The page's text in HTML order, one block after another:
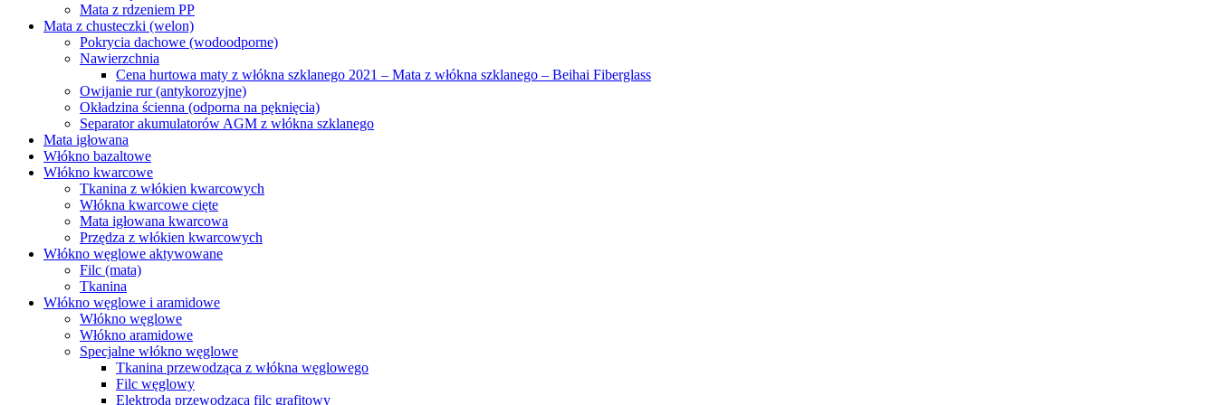
Mata z rdzeniem PP
Mata z chusteczki (welon)
Pokrycia dachowe (wodoodporne)
Nawierzchnia
Cena hurtowa maty z włókna szklanego 2021 – Mata z włókna szklanego – Beihai Fiberglass
Owijanie rur (antykorozyjne)
Okładzina ścienna (odporna na pęknięcia)
Separator akumulatorów AGM z włókna szklanego
Mata igłowana
Włókno bazaltowe
Włókno kwarcowe
Tkanina z włókien kwarcowych
Włókna kwarcowe cięte
Mata igłowana kwarcowa
Przędza z włókien kwarcowych
Włókno węglowe aktywowane
Filc (mata)
Tkanina
Włókno węglowe i aramidowe
Włókno węglowe
Włókno aramidowe
Specjalne włókno węglowe
Tkanina przewodząca z włókna węglowego
Filc węglowy
Elektroda przewodząca filc grafitowy